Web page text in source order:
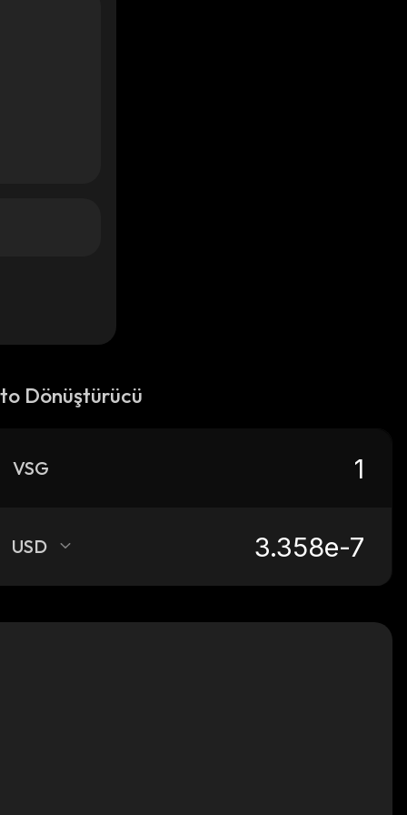
Dönüştürücü
VSG
USD